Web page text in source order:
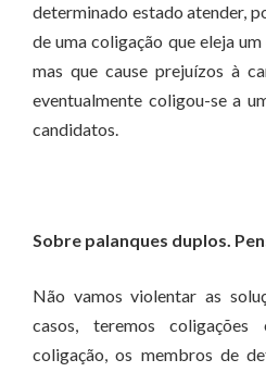
determinado estado atender,
de uma coligação que eleja
mas que cause prejuízos à
eventualmente coligou-se a
candidatos.
Sobre palanques duplos.
Não vamos violentar as
casos, teremos
coligação, os membros de